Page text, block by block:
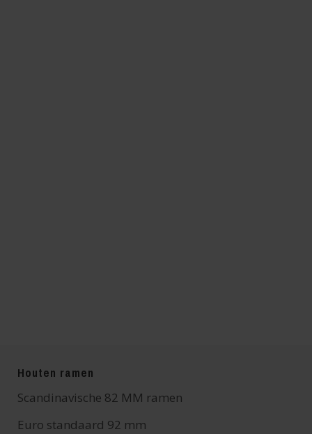
Houten ramen
Scandinavische 82 MM ramen
Euro standaard 92 mm